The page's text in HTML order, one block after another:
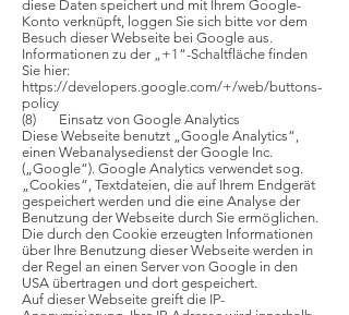
diese Daten speichert und mit Ihrem Google-
Konto verknüpft, loggen Sie sich bitte vor dem
Besuch dieser Webseite bei Google aus.
Informationen zu der „+1“-Schaltfläche finden
Sie hier:
https://developers.google.com/+/web/buttons-
policy
(8) Einsatz von Google Analytics
Diese Webseite benutzt „Google Analytics“,
einen Webanalysedienst der Google Inc.
(„Google“). Google Analytics verwendet sog.
„Cookies“, Textdateien, die auf Ihrem Endgerät
gespeichert werden und die eine Analyse der
Benutzung der Webseite durch Sie ermöglichen.
Die durch den Cookie erzeugten Informationen
über Ihre Benutzung dieser Webseite werden in
der Regel an einen Server von Google in den
USA übertragen und dort gespeichert.
Auf dieser Webseite greift die IP-